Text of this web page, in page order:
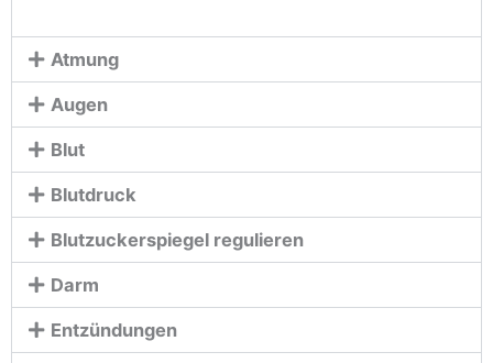
Atmung
Augen
Blut
Blutdruck
Blutzuckerspiegel regulieren
Darm
Entzündungen